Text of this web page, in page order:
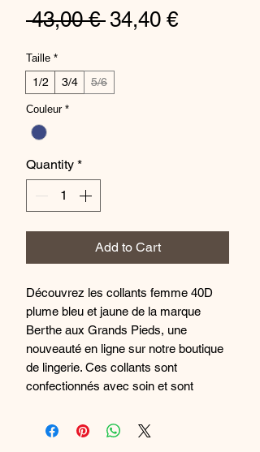
43,00 € Regular
34,40 €Sale
Taille *
1/2 3/4 5/6
Couleur *
Quantity *
Add to Cart
Découvrez les collants femme 40D
plume bleu et jaune de la marque
Berthe aux Grands Pieds, une
nouveauté en ligne sur notre boutique
de lingerie. Ces collants sont
confectionnés avec soin et sont
fantaisie à votre tenue. Le motif plume
bleu et jaune apporte une note de